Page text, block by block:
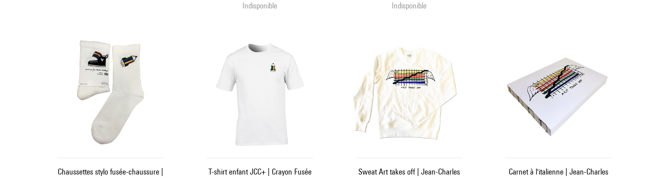
Indisponible Indisponible
Chaussettes stylo fusée-chaussure |
T-shirt enfant JCC+ | Crayon Fusée
Sweat Art takes off | Jean-Charles
Carnet à l'italienne | Jean-Charles